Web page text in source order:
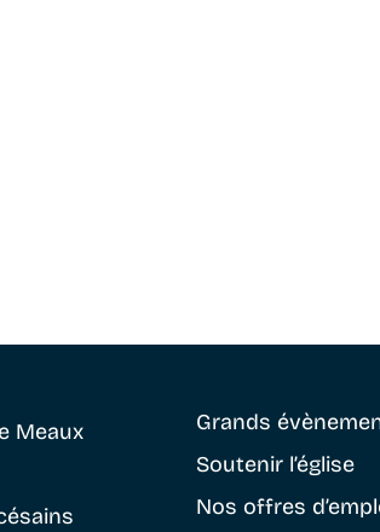
Meaux
Grands
Soutenir l’église
Nos offres